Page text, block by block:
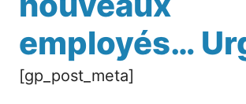
employés…
[gp_post_meta]